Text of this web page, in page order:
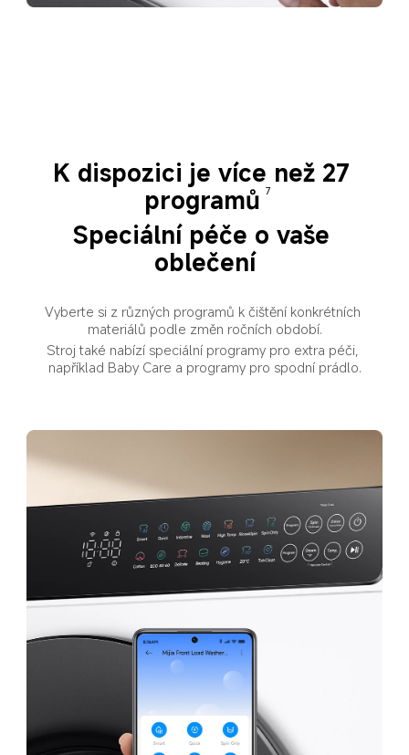
K dispozici je více než 27
programů 7
Speciální péče o vaše
oblečení
Vyberte si z různých programů k čištění konkrétních
materiálů podle změn ročních období.
Stroj také nabízí speciální programy pro extra péči,
například Baby Care a programy pro spodní prádlo.